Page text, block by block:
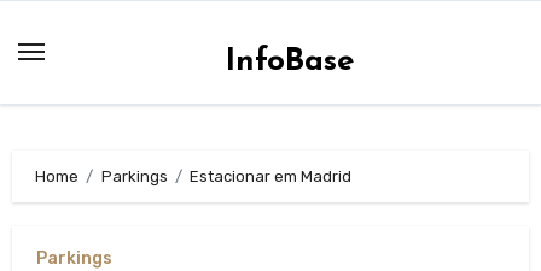
InfoBase
Home Parkings Estacionar em Madrid
Parkings